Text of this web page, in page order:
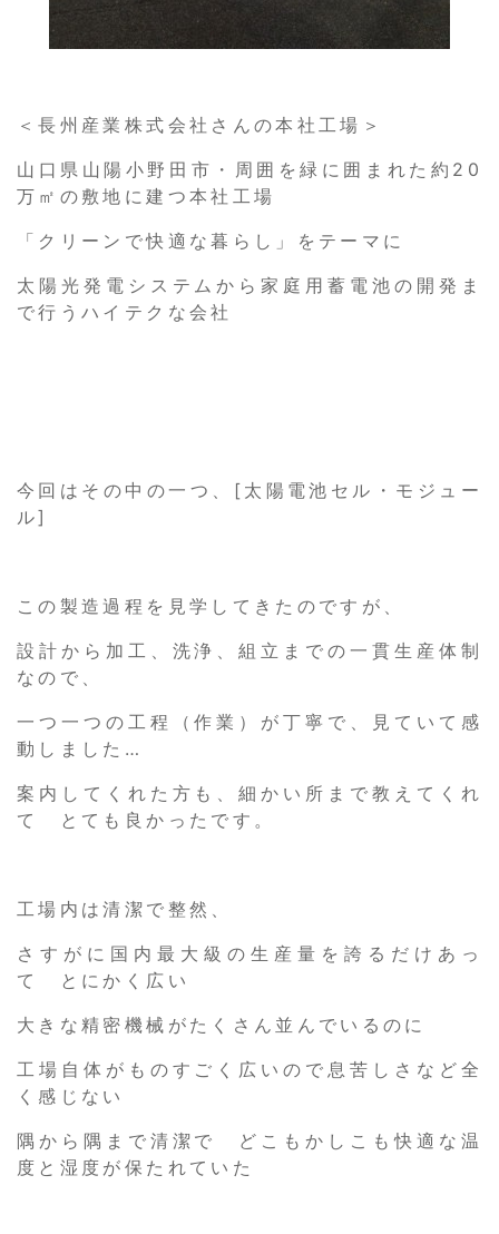
＜長州産業株式会社さんの本社工場＞
山口県山陽小野田市・周囲を緑に囲まれた約20
万㎡の敷地に建つ本社工場
「クリーンで快適な暮らし」をテーマに
太陽光発電システムから家庭用蓄電池の開発ま
で行うハイテクな会社
今回はその中の一つ、[太陽電池セル・モジュー
ル]
この製造過程を見学してきたのですが、
設計から加工、洗浄、組立までの一貫生産体制
なので、
一つ一つの工程（作業）が丁寧で、見ていて感
動しました…
案内してくれた方も、細かい所まで教えてくれ
て とても良かったです。
工場内は清潔で整然、
さすがに国内最大級の生産量を誇るだけあっ
て とにかく広い
大きな精密機械がたくさん並んでいるのに
工場自体がものすごく広いので息苦しさなど全
く感じない
隅から隅まで清潔で どこもかしこも快適な温
度と湿度が保たれていた